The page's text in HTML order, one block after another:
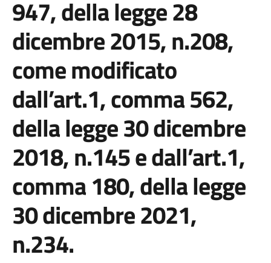
947, della legge 28
dicembre 2015, n.208,
come modificato
dall’art.1, comma 562,
della legge 30 dicembre
2018, n.145 e dall’art.1,
comma 180, della legge
30 dicembre 2021,
n.234.